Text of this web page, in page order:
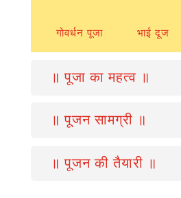
गोवर्धन पूजा भाई दूज
॥ पूजा का महत्व ॥
॥ पूजन सामग्री ॥
॥ पूजन की तैयारी ॥